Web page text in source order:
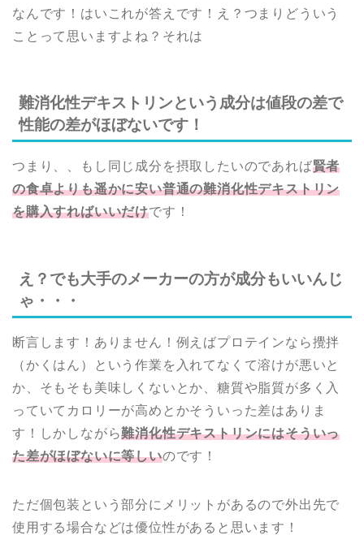
なんです！はいこれが答えです！え？つまりどういう
ことって思いますよね？それは
難消化性デキストリンという成分は値段の差で
性能の差がほぼないです！
つまり、、もし同じ成分を摂取したいのであれば賢者
の食卓よりも遥かに安い普通の難消化性デキストリン
を購入すればいいだけです！
え？でも大手のメーカーの方が成分もいいんじ
ゃ・・・
断言します！ありません！例えばプロテインなら攪拌
（かくはん）という作業を入れてなくて溶けが悪いと
か、そもそも美味しくないとか、糖質や脂質が多く入
っていてカロリーが高めとかそういった差はありま
す！しかしながら難消化性デキストリンにはそういっ
た差がほぼないに等しいのです！
ただ個包装という部分にメリットがあるので外出先で
使用する場合などは優位性があると思います！